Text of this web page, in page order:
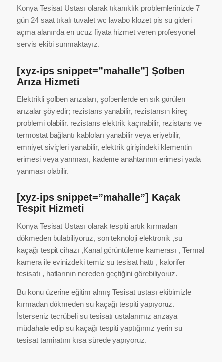
Konya Tesisat Ustası olarak tıkanıklık problemlerinizde 7
gün 24 saat tıkalı tuvalet wc lavabo klozet pis su gideri
açma alanında en ucuz fiyata hizmet veren profesyonel
servis ekibi sunmaktayız.
[xyz-ips snippet=”mahalle”] Şofben
Arıza Hizmeti
Elektrikli şofben arızaları, şofbenlerde en sık görülen
arızalar şöyledir; rezistans yanabilir, rezistansın kireç
problemi olabilir. rezistans elektrik kaçırabilir, rezistans ve
termostat bağlantı kabloları yanabilir veya eriyebilir,
emniyet siviçleri yanabilir, elektrik girişindeki klementin
erimesi veya yanması, kademe anahtarının erimesi yada
yanması olabilir.
[xyz-ips snippet=”mahalle”] Kaçak
Tespit Hizmeti
Konya Tesisat Ustası olarak tespiti artık kırmadan
dökmeden bulabiliyoruz, son teknoloji elektronik ,su
kaçağı tespit cihazı ,Kanal görüntüleme kamerası , Termal
kamera ile evinizdeki temiz su tesisat hattı , kalorifer
tesisatı , hatlarının nereden geçtiğini görebiliyoruz.
Bu konu üzerine eğitim almış Tesisat ustası ekibimizle
kırmadan dökmeden su kaçağı tespiti yapıyoruz.
İsterseniz tecrübeli su tesisatı ustalarımız arızaya
müdahale edip su kaçağı tespiti yaptığımız yerin su
tesisat tamiratını kısa sürede yapıyoruz.